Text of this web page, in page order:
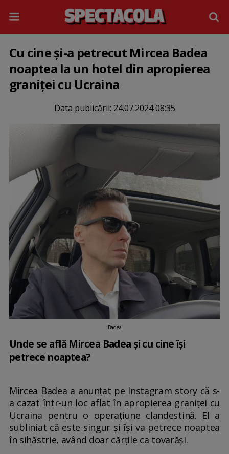
Cu cine și-a petrecut Mircea Badea
noaptea la un hotel din apropierea
graniței cu Ucraina
Data publicării: 24.07.2024 08:35
Badea
Unde se află Mircea Badea și cu cine își
petrece noaptea?
Mircea Badea a anunțat pe Instagram story că s-
a cazat într-un loc aflat în apropierea graniței cu
Ucraina pentru o operațiune clandestină. El a
subliniat că este singur și își va petrece noaptea
în sihăstrie, având doar cărțile ca tovarăși.